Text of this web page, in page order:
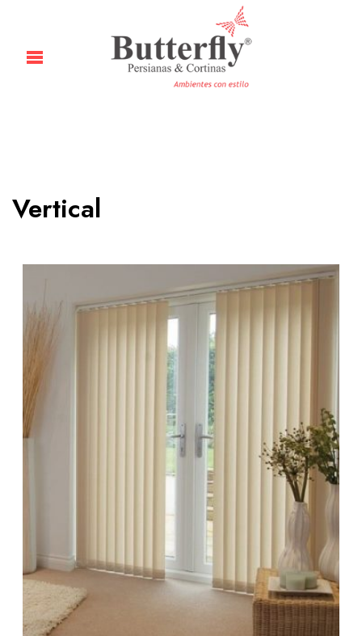
Vertical